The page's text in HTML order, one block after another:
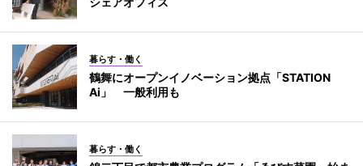
暮らす・働く
鶴舞にオープンイノベーション拠点「STATION
Ai」 一般利用も
暮らす・働く